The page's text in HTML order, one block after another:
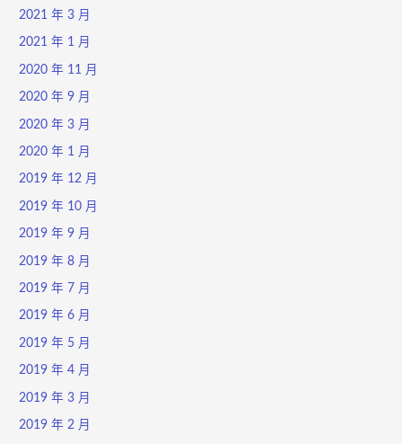
2021 年 3 月
2021 年 1 月
2020 年 11 月
2020 年 9 月
2020 年 3 月
2020 年 1 月
2019 年 12 月
2019 年 10 月
2019 年 9 月
2019 年 8 月
2019 年 7 月
2019 年 6 月
2019 年 5 月
2019 年 4 月
2019 年 3 月
2019 年 2 月